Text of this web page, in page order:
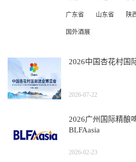
广东省 山东省 陕
国外酒展
2026中国杏花村国
2026-07-22
2026广州国际精酿
BLFAasia
2026-02-23